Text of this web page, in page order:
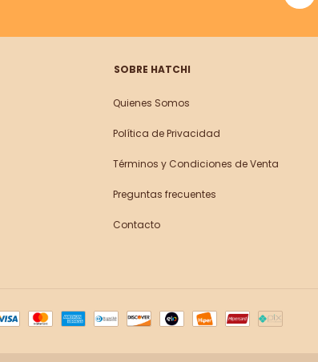
SOBRE HATCHI
Quienes Somos
Política de Privacidad
Términos y Condiciones de Venta
Preguntas frecuentes
Contacto